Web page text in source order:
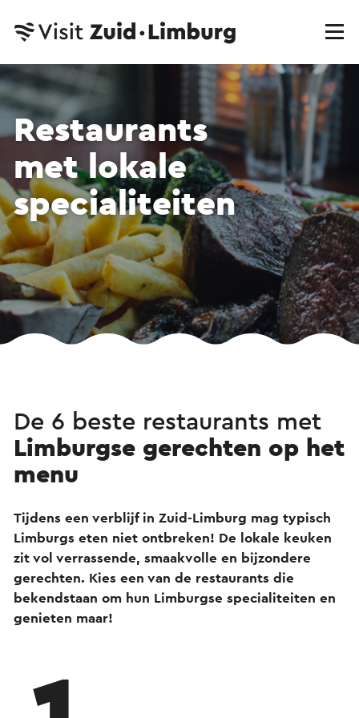
Restaurants
met lokale
specialiteiten
De 6 beste restaurants met
Limburgse gerechten op het
menu
Tijdens een verblijf in Zuid-Limburg mag typisch
Limburgs eten niet ontbreken! De lokale keuken
zit vol verrassende, smaakvolle en bijzondere
gerechten. Kies een van de restaurants die
bekendstaan om hun Limburgse specialiteiten en
genieten maar!